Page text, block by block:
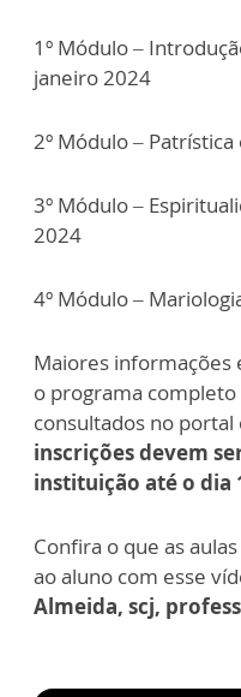
1º Módulo –
janeiro 2024
2º Módulo –
3º Módulo –
2024
4º Módulo –
Maiores informações
o programa
consultados no portal
inscrições devem
instituição até o dia
Confira o que as
ao aluno com esse
Almeida, scj,